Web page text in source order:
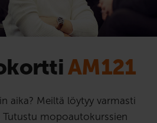
AM121
aika? Meiltä löytyy varmasti
mopoautokurssien